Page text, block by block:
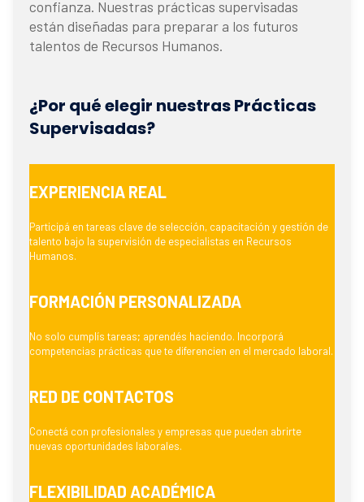
confianza. Nuestras prácticas supervisadas
están diseñadas para preparar a los futuros
talentos de Recursos Humanos.
¿Por qué elegir nuestras Prácticas
Supervisadas?
EXPERIENCIA REAL
Participá en tareas clave de selección, capacitación y gestión de
talento bajo la supervisión de especialistas en Recursos
Humanos.
FORMACIÓN PERSONALIZADA
No solo cumplís tareas; aprendés haciendo. Incorporá
competencias prácticas que te diferencien en el mercado laboral.
RED DE CONTACTOS
Conectá con profesionales y empresas que pueden abrirte
nuevas oportunidades laborales.
FLEXIBILIDAD ACADÉMICA